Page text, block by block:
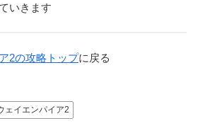
いきます
2の攻略トップに戻る
ェイエンパイア2